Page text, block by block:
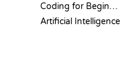
Coding for Beginners
Artificial Intelligence